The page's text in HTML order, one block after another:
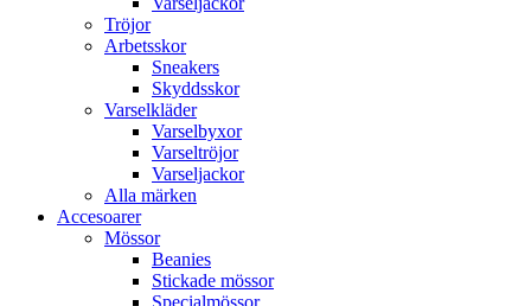
Tröjor
Arbetsskor
Sneakers
Skyddsskor
Varselkläder
Varselbyxor
Varseltröjor
Varseljackor
Alla märken
Accesoarer
Mössor
Beanies
Stickade mössor